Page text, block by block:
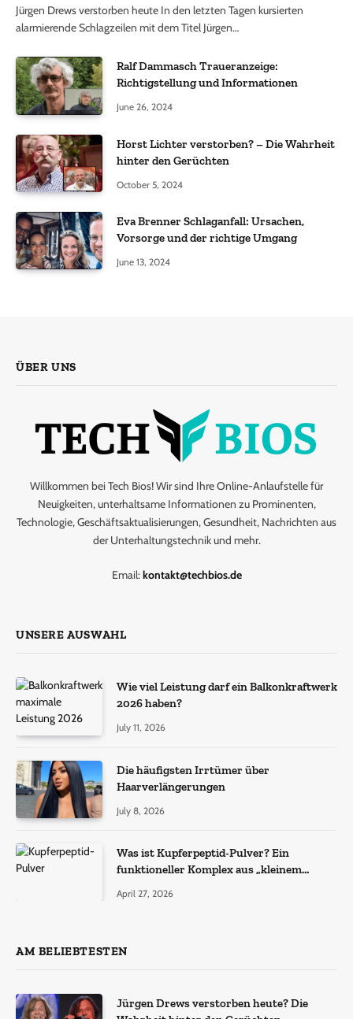
Jürgen Drews verstorben heute In den letzten Tagen kursierten
alarmierende Schlagzeilen mit dem Titel Jürgen…
Ralf Dammasch Traueranzeige:
Richtigstellung und Informationen
June 26, 2024
Horst Lichter verstorben? – Die Wahrheit
hinter den Gerüchten
October 5, 2024
Eva Brenner Schlaganfall: Ursachen,
Vorsorge und der richtige Umgang
June 13, 2024
ÜBER UNS
Willkommen bei Tech Bios! Wir sind Ihre Online-Anlaufstelle für
Neuigkeiten, unterhaltsame Informationen zu Prominenten,
Technologie, Geschäftsaktualisierungen, Gesundheit, Nachrichten aus
der Unterhaltungstechnik und mehr.
Email: kontakt@techbios.de
UNSERE AUSWAHL
Wie viel Leistung darf ein Balkonkraftwerk
2026 haben?
July 11, 2026
Die häufigsten Irrtümer über
Haarverlängerungen
July 8, 2026
Was ist Kupferpeptid-Pulver? Ein
funktioneller Komplex aus „kleinem
April 27, 2026
AM BELIEBTESTEN
Jürgen Drews verstorben heute? Die